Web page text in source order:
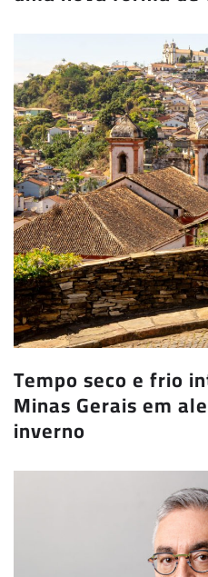
Tempo seco e frio
Minas Gerais em
inverno